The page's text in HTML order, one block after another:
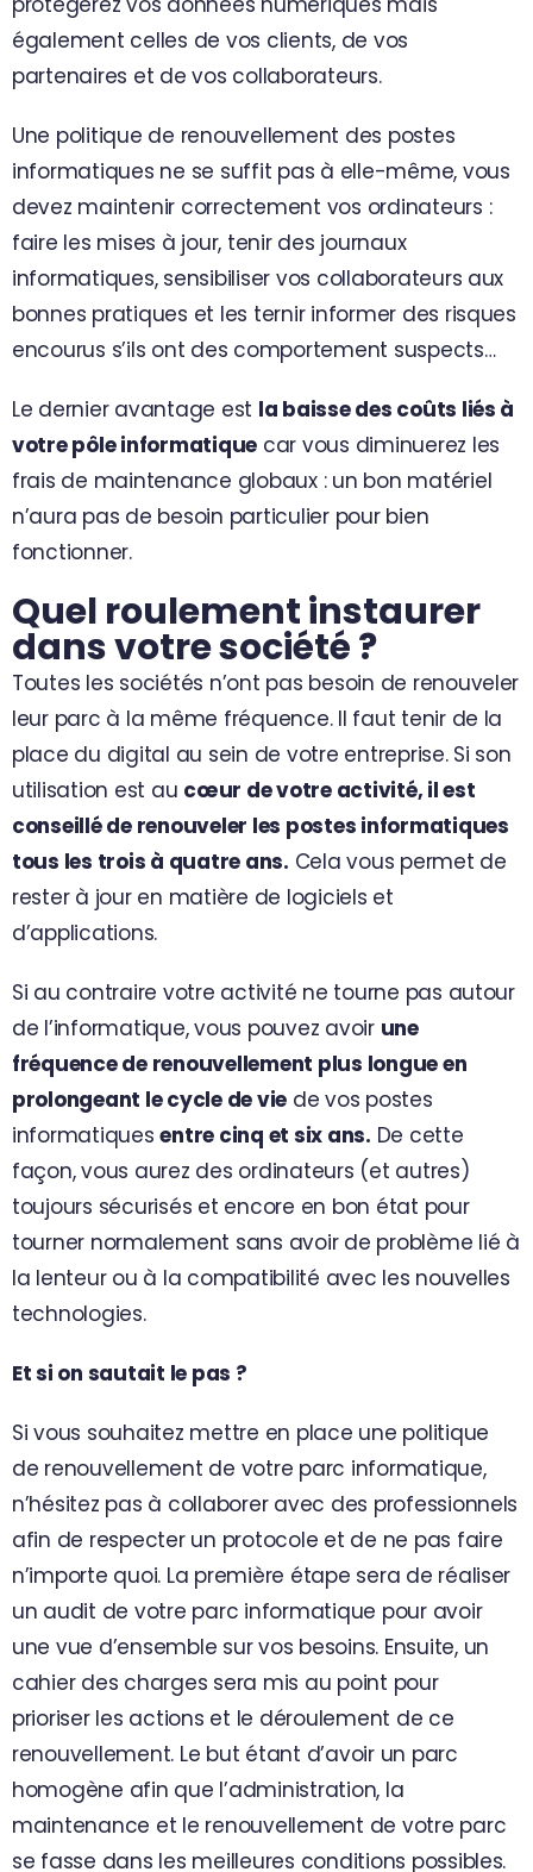
également celles de vos clients, de vos
partenaires et de vos collaborateurs.
Une politique de renouvellement des postes
informatiques ne se suffit pas à elle-même, vous
devez maintenir correctement vos ordinateurs :
faire les mises à jour, tenir des journaux
informatiques, sensibiliser vos collaborateurs aux
bonnes pratiques et les ternir informer des risques
encourus s’ils ont des comportement suspects…
Le dernier avantage est la baisse des coûts liés à
votre pôle informatique car vous diminuerez les
frais de maintenance globaux : un bon matériel
n’aura pas de besoin particulier pour bien
fonctionner.
Quel roulement instaurer
dans votre société ?
Toutes les sociétés n’ont pas besoin de renouveler
leur parc à la même fréquence. Il faut tenir de la
place du digital au sein de votre entreprise. Si son
utilisation est au cœur de votre activité, il est
conseillé de renouveler les postes informatiques
tous les trois à quatre ans. Cela vous permet de
rester à jour en matière de logiciels et
d’applications.
Si au contraire votre activité ne tourne pas autour
de l’informatique, vous pouvez avoir une
fréquence de renouvellement plus longue en
prolongeant le cycle de vie de vos postes
informatiquesentre cinq et six ans. De cette
façon, vous aurez des ordinateurs (et autres)
toujours sécurisés et encore en bon état pour
tourner normalement sans avoir de problème lié à
la lenteur ou à la compatibilité avec les nouvelles
technologies.
Et si on sautait le pas ?
Si vous souhaitez mettre en place une politique
de renouvellement de votre parc informatique,
n’hésitez pas à collaborer avec des professionnels
afin de respecter un protocole et de ne pas faire
n’importe quoi. La première étape sera de réaliser
un audit de votre parc informatique pour avoir
une vue d’ensemble sur vos besoins. Ensuite, un
cahier des charges sera mis au point pour
prioriser les actions et le déroulement de ce
renouvellement. Le but étant d’avoir un parc
homogène afin que l’administration, la
maintenance et le renouvellement de votre parc
se fasse dans les meilleures conditions possibles.